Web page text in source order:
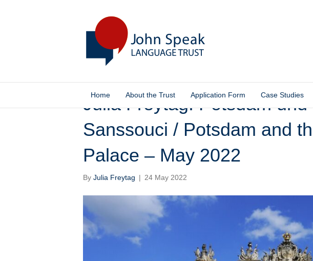
Home About the Trust Application Form Case Studies
Julia Freytag: Potsdam und
Sanssouci / Potsdam and
Palace – May 2022
By Julia Freytag | 24 May 2022